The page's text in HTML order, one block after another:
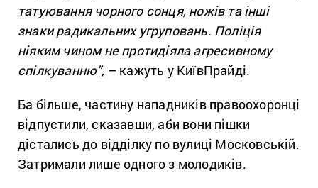
татуювання чорного сонця, ножів та інші
знаки радикальних угруповань. Поліція
ніяким чином не протидіяла агресивному
спілкуванню”, – кажуть у КиївПрайді.
Ба більше, частину нападників правоохоронці
відпустили, сказавши, аби вони пішки
дістались до відділку по вулиці Московській.
Затримали лише одного з молодиків.